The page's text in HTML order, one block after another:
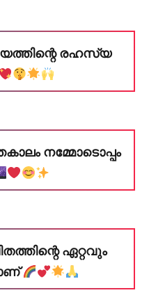
രഹസ്യ
നമ്മോടൊപ്പം
ഏറ്റവും